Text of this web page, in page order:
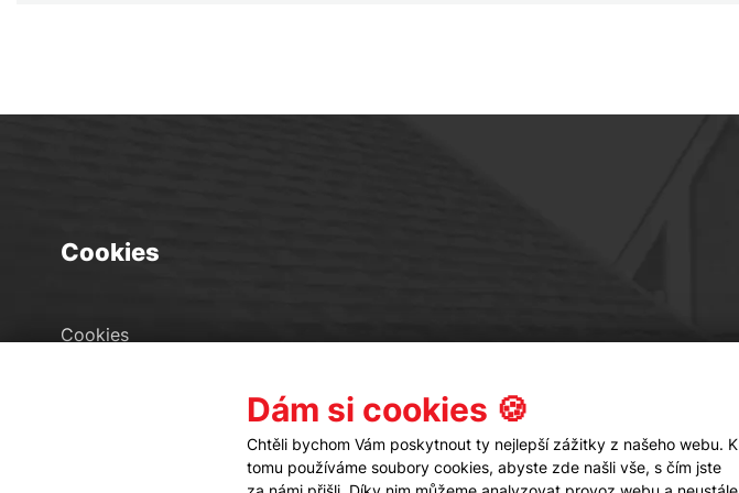
Cookies
Cookies
Dám si cookies 🍪
Chtěli bychom Vám poskytnout ty nejlepší zážitky z našeho webu. K
tomu používáme soubory cookies, abyste zde našli vše, s čím jste